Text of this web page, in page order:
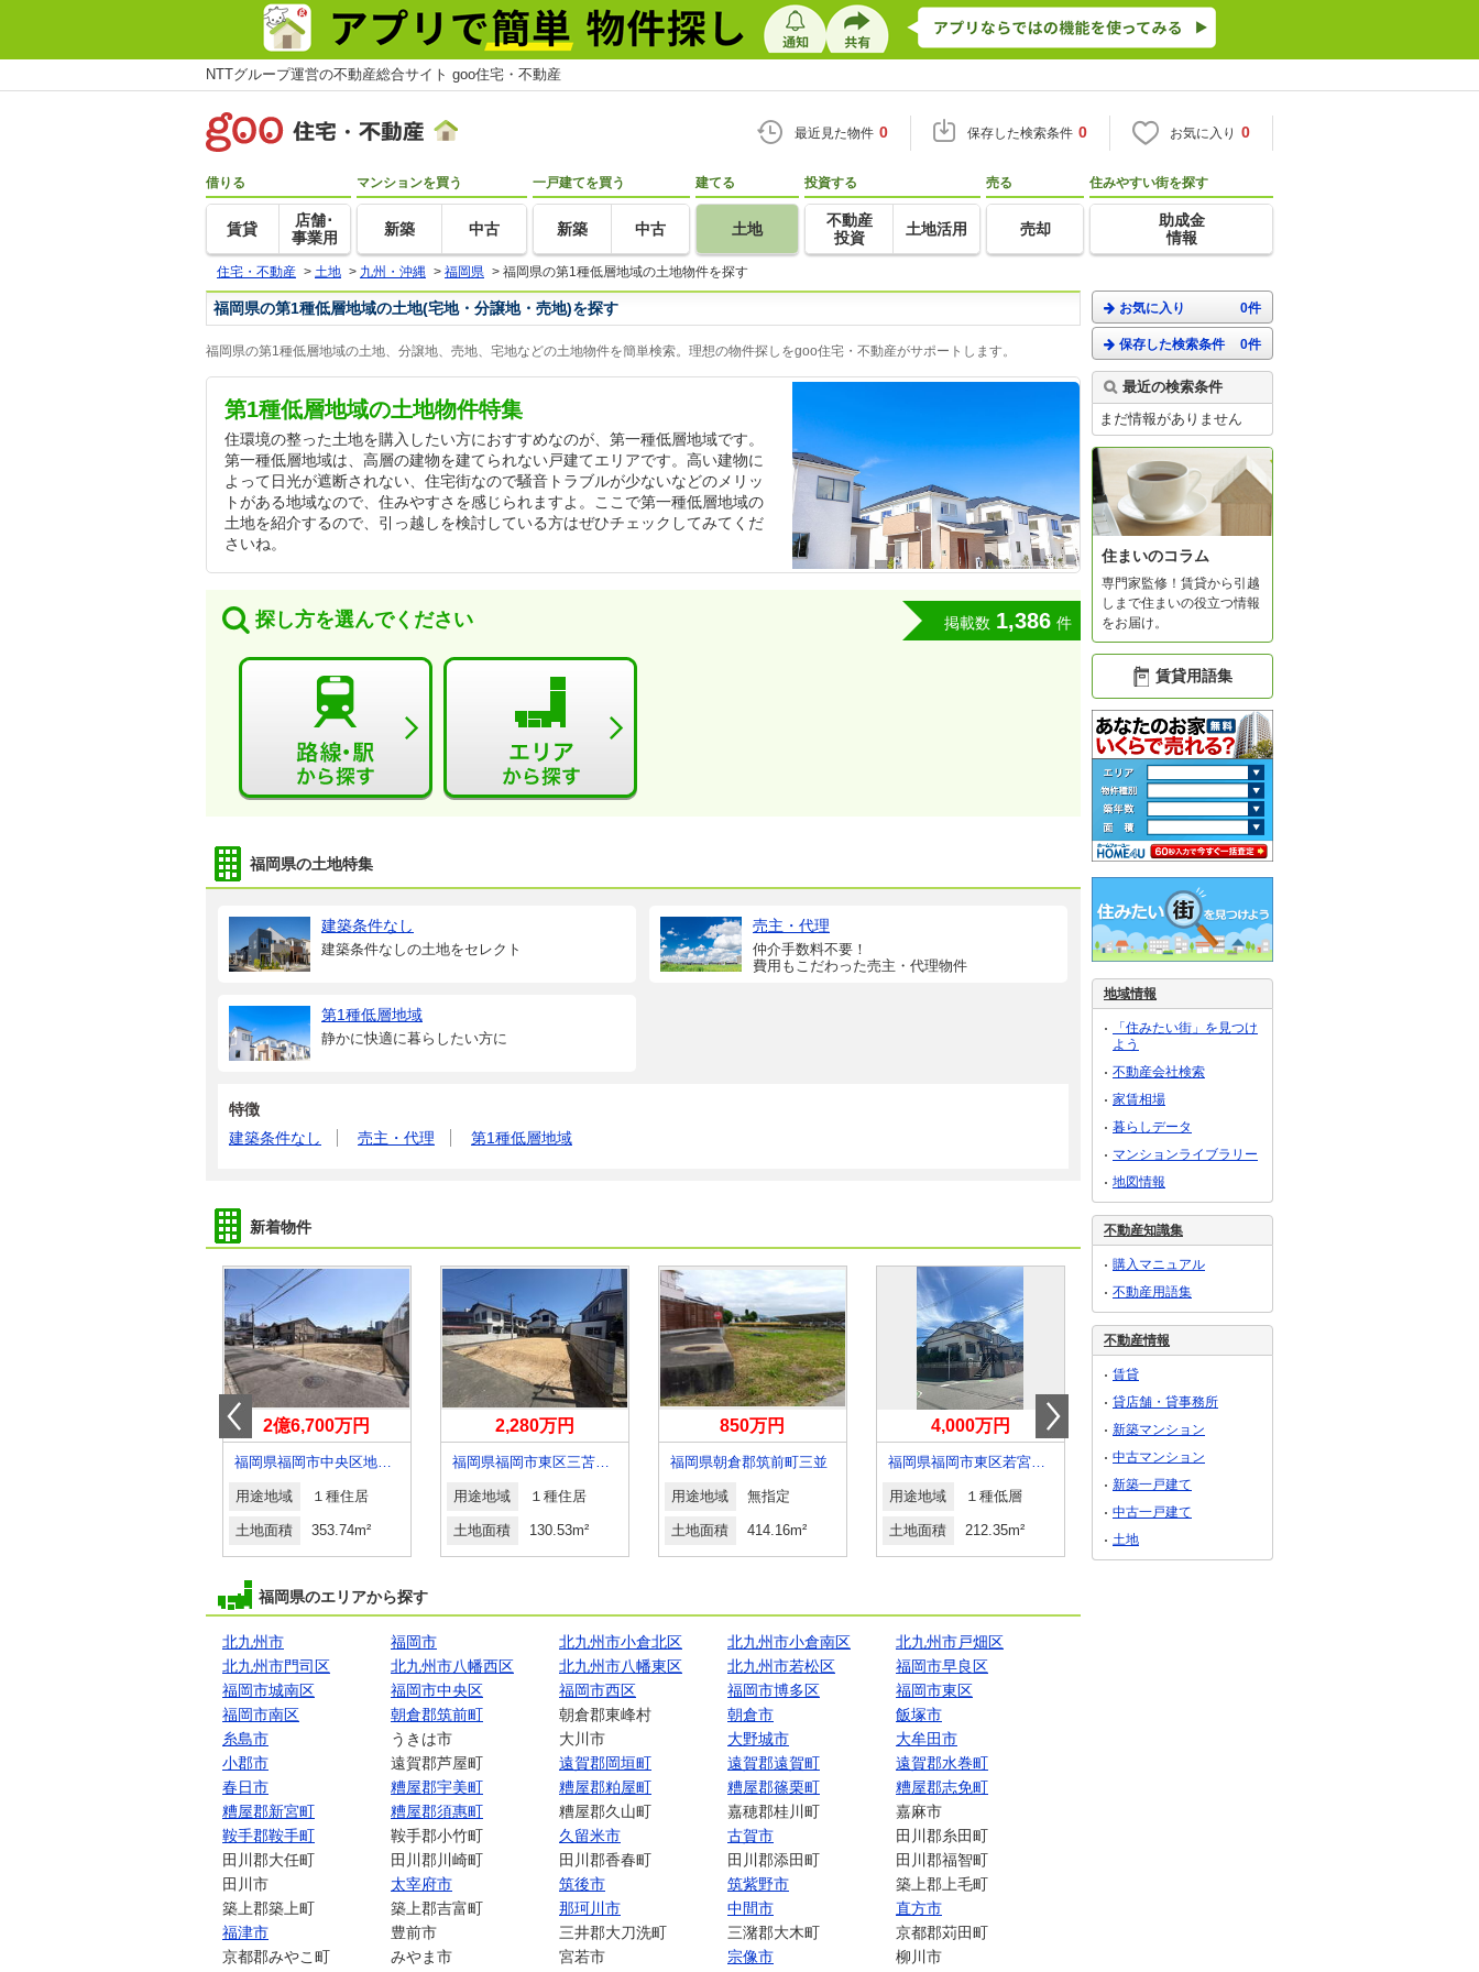
NTTグループ運営の不動産総合サイト goo住宅・不動産
最近見た物件 0 保存した検索条件 0 お気に入り 0
借りる
賃貸
店舗･
事業用
マンションを買う
新築 中古
一戸建てを買う
新築 中古
建てる
土地
投資する
不動産
投資
土地活用
売る
売却
住みやすい街を探す
助成金
情報
住宅・不動産 > 土地 > 九州・沖縄 > 福岡県 > 福岡県の第1種低層地域の土地物件を探す
福岡県の第1種低層地域の土地(宅地・分譲地・売地)を探す
福岡県の第1種低層地域の土地、分譲地、売地、宅地などの土地物件を簡単検索。理想の物件探しをgoo住宅・不動産がサポートします。
第1種低層地域の土地物件特集
住環境の整った土地を購入したい方におすすめなのが、第一種低層地域です。
第一種低層地域は、高層の建物を建てられない戸建てエリアです。高い建物に
よって日光が遮断されない、住宅街なので騒音トラブルが少ないなどのメリッ
トがある地域なので、住みやすさを感じられますよ。ここで第一種低層地域の
土地を紹介するので、引っ越しを検討している方はぜひチェックしてみてくだ
さいね。
探し方を選んでください 掲載数 1,386 件
福岡県の土地特集
建築条件なし
建築条件なしの土地をセレクト
売主・代理
仲介手数料不要！
費用もこだわった売主・代理物件
第1種低層地域
静かに快適に暮らしたい方に
特徴
建築条件なし
売主・代理 第1種低層地域
新着物件
2億6,700万円
福岡県福岡市中央区地行１
用途地域 １種住居
土地面積 353.74m²
2,280万円
福岡県福岡市東区三苫４丁目
用途地域 １種住居
土地面積 130.53m²
850万円
福岡県朝倉郡筑前町三並
用途地域 無指定
土地面積 414.16m²
4,000万円
福岡県福岡市東区若宮４丁目
用途地域 １種低層
土地面積 212.35m²
420万円
福岡県飯塚市大分
用途地域 無指定
土地面積
福岡県のエリアから探す
北九州市 福岡市 北九州市小倉北区 北九州市小倉南区
北九州市戸畑区
北九州市門司区
北九州市八幡西区 北九州市八幡東区 北九州市若松区
福岡市早良区
福岡市城南区
福岡市中央区 福岡市西区 福岡市博多区
福岡市東区
福岡市南区
朝倉郡筑前町 朝倉郡東峰村 朝倉市
飯塚市
糸島市
うきは市 大川市 大野城市
大牟田市
小郡市
遠賀郡芦屋町 遠賀郡岡垣町 遠賀郡遠賀町
遠賀郡水巻町
春日市
糟屋郡宇美町 糟屋郡粕屋町 糟屋郡篠栗町
糟屋郡志免町
糟屋郡新宮町
糟屋郡須惠町 糟屋郡久山町 嘉穂郡桂川町
嘉麻市
鞍手郡鞍手町
鞍手郡小竹町 久留米市 古賀市
田川郡糸田町
田川郡大任町
田川郡川崎町 田川郡香春町 田川郡添田町
田川郡福智町
田川市
太宰府市 筑後市 筑紫野市
築上郡上毛町
築上郡築上町
築上郡吉富町 那珂川市 中間市
直方市
福津市
豊前市 三井郡大刀洗町 三潴郡大木町
京都郡苅田町
京都郡みやこ町
みやま市 宮若市 宗像市
柳川市
お気に入り 0件
保存した検索条件 0件
最近の検索条件
まだ情報がありません
住まいのコラム
専門家監修！賃貸から引越
しまで住まいの役立つ情報
をお届け。
賃貸用語集
地域情報
「住みたい街」を見つけ
よう
不動産会社検索
家賃相場
暮らしデータ
マンションライブラリー
地図情報
不動産知識集
購入マニュアル
不動産用語集
不動産情報
賃貸
貸店舗・貸事務所
新築マンション
中古マンション
新築一戸建て
中古一戸建て
土地